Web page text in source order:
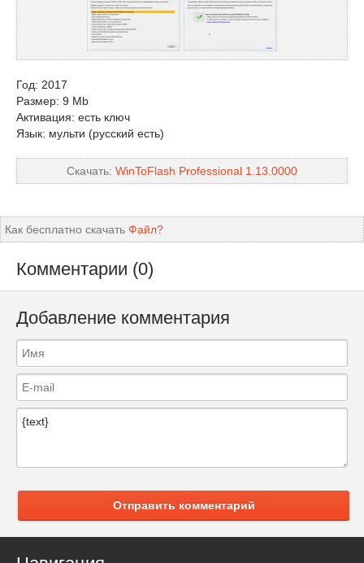
Год: 2017
Размер: 9 Mb
Активация: есть ключ
Язык: мульти (русский есть)
Скачать: WinToFlash Professional 1.13.0000
Как бесплатно скачать Файл?
Комментарии (0)
Добавление комментария
Отправить комментарий